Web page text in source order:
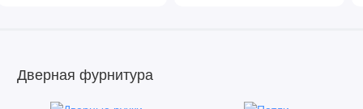
Дверная фурнитура